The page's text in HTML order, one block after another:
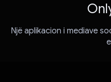
Një aplikacion i mediave